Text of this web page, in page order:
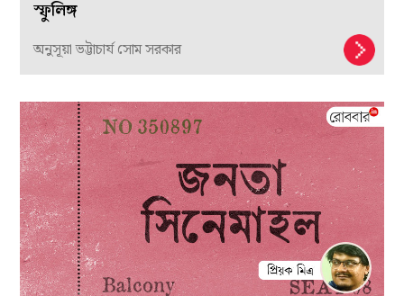
স্ফুলিঙ্গ
অনুসূয়া ভট্টাচার্য সোম সরকার